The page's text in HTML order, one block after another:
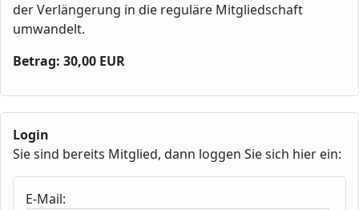
der Verlängerung in die reguläre Mitgliedschaft
umwandelt.
Betrag: 30,00 EUR
Login
Sie sind bereits Mitglied, dann loggen Sie sich hier ein:
E-Mail: